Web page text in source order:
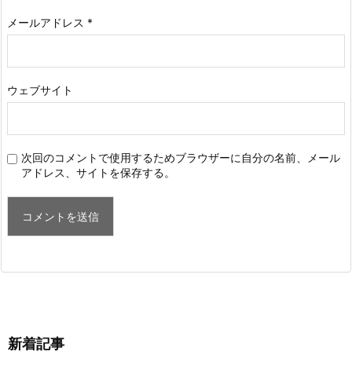
メールアドレス *
ウェブサイト
次回のコメントで使用するためブラウザーに自分の名前、メール
アドレス、サイトを保存する。
新着記事